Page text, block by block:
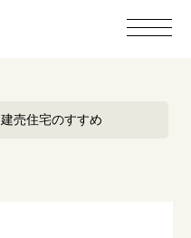
建売住宅のすすめ